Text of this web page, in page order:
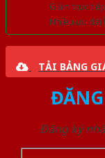
Giảm trực
Nhiều ưu
TẢI BẢNG
Đăng ký